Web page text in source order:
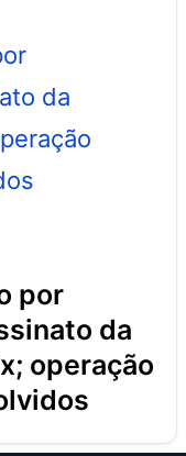
da
operação